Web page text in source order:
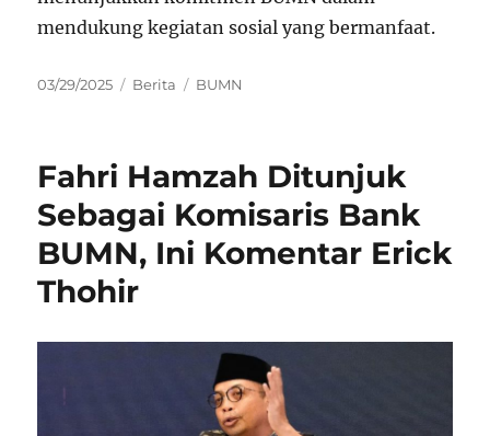
mendukung kegiatan sosial yang bermanfaat.
Posted
03/29/2025 Categories
Berita Tags
BUMN
Fahri Hamzah Ditunjuk
Sebagai Komisaris Bank
BUMN, Ini Komentar Erick
Thohir